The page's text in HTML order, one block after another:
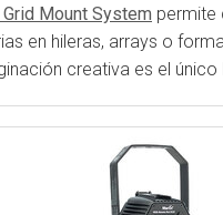
Grid Mount System permite
en hileras, arrays o
creativa es el único